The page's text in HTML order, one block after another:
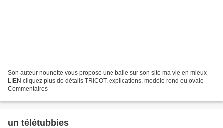
Son auteur nounette vous propose une balle sur son site ma vie en mieux
LIEN cliquez plus de détails TRICOT, explications, modèle rond ou ovale
Commentaires
un télétubbies